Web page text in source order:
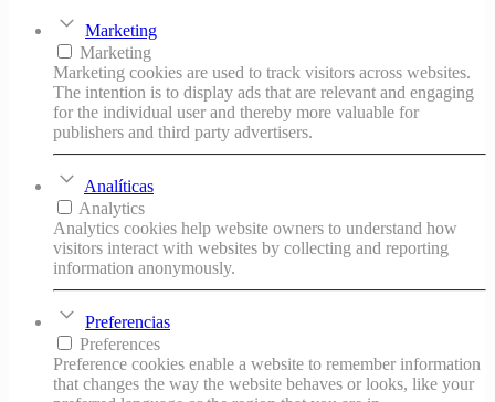
Marketing
Marketing
Marketing cookies are used to track visitors across websites.
The intention is to display ads that are relevant and engaging
for the individual user and thereby more valuable for
publishers and third party advertisers.
Analíticas
Analytics
Analytics cookies help website owners to understand how
visitors interact with websites by collecting and reporting
information anonymously.
Preferencias
Preferences
Preference cookies enable a website to remember information
that changes the way the website behaves or looks, like your